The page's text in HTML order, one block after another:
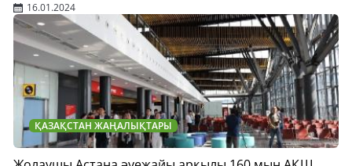
16.01.2024
ҚАЗАҚСТАН ЖАҢАЛЫҚТАРЫ